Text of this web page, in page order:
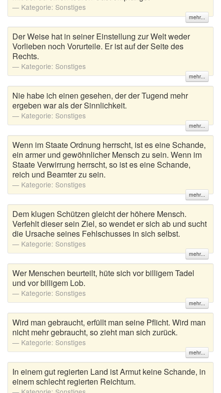
Kategorie: Sonstiges
mehr...
Der Weise hat in seiner Einstellung zur Welt weder
Vorlieben noch Vorurteile. Er ist auf der Seite des
Rechts.
Kategorie: Sonstiges
mehr...
Nie habe ich einen gesehen, der der Tugend mehr
ergeben war als der Sinnlichkeit.
Kategorie: Sonstiges
mehr...
Wenn im Staate Ordnung herrscht, ist es eine Schande,
ein armer und gewöhnlicher Mensch zu sein. Wenn im
Staate Verwirrung herrscht, so ist es eine Schande,
reich und Beamter zu sein.
Kategorie: Sonstiges
mehr...
Dem klugen Schützen gleicht der höhere Mensch.
Verfehlt dieser sein Ziel, so wendet er sich ab und sucht
die Ursache seines Fehlschusses in sich selbst.
Kategorie: Sonstiges
mehr...
Wer Menschen beurteilt, hüte sich vor billigem Tadel
und vor billigem Lob.
Kategorie: Sonstiges
mehr...
Wird man gebraucht, erfüllt man seine Pflicht. Wird man
nicht mehr gebraucht, so zieht man sich zurück.
Kategorie: Sonstiges
mehr...
In einem gut regierten Land ist Armut keine Schande, in
einem schlecht regierten Reichtum.